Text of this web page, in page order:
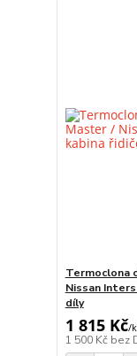
Termoclona
Nissan
díly
1 815 Kč/
1 500 Kč bez